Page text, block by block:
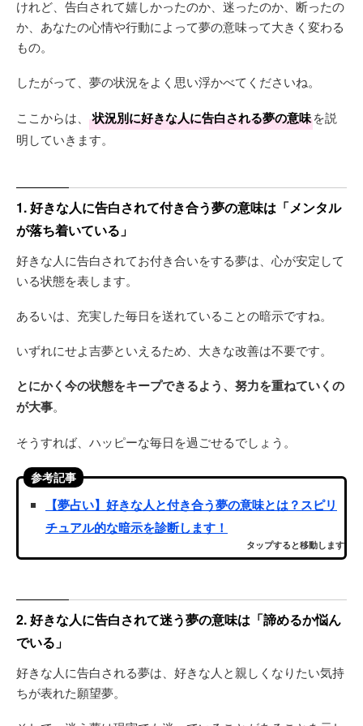
けれど、告白されて嬉しかったのか、迷ったのか、断ったの
か、あなたの心情や行動によって夢の意味って大きく変わる
もの。
したがって、夢の状況をよく思い浮かべてくださいね。
ここからは、 状況別に好きな人に告白される夢の意味を説
明していきます。
1. 好きな人に告白されて付き合う夢の意味は「メンタル
が落ち着いている」
好きな人に告白されてお付き合いをする夢は、心が安定して
いる状態を表します。
あるいは、充実した毎日を送れていることの暗示ですね。
いずれにせよ吉夢といえるため、大きな改善は不要です。
とにかく今の状態をキープできるよう、努力を重ねていくの
が大事。
そうすれば、ハッピーな毎日を過ごせるでしょう。
参考記事
【夢占い】好きな人と付き合う夢の意味とは？スピリ
チュアル的な暗示を診断します！
タップすると移動します
2. 好きな人に告白されて迷う夢の意味は「諦めるか悩ん
でいる」
好きな人に告白される夢は、好きな人と親しくなりたい気持
ちが表れた願望夢。